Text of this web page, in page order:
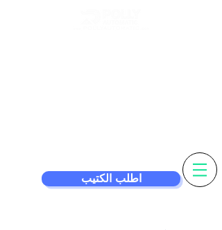
اطلب الكتيب